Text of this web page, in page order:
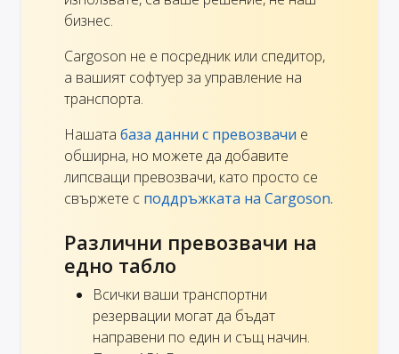
бизнес.
Cargoson не е посредник или спедитор,
а вашият софтуер за управление на
транспорта.
Нашата база данни с превозвачи е
обширна, но можете да добавите
липсващи превозвачи, като просто се
свържете с поддръжката на Cargoson.
Различни превозвачи на
едно табло
Всички ваши транспортни
резервации могат да бъдат
направени по един и същ начин.